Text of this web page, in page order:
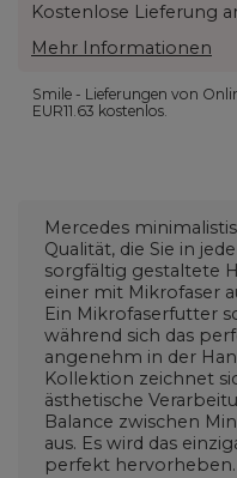
Kostenlose Lieferung
Mehr Informationen
Smile - Lieferungen von
EUR11.63 kostenlos.
Mercedes
Qualität, die Sie in
sorgfältig gestaltete
einer mit Mikrofaser
Ein Mikrofaserfutter
während sich das
angenehm in der
Kollektion zeichnet
ästhetische
Balance zwischen
aus. Es wird das
perfekt hervorheben.